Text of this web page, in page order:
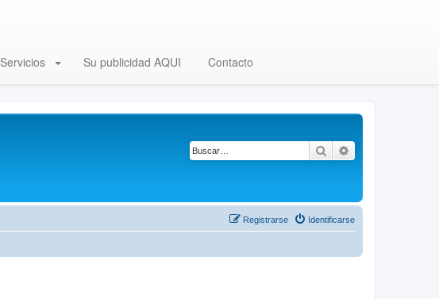
Servicios Su publicidad AQUI Contacto
Buscar
Identificarse
Registrarse